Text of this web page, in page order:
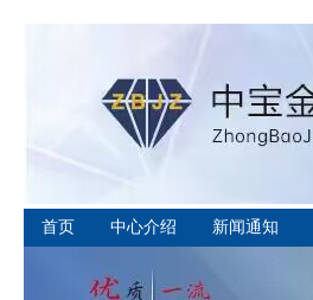
首页 中心介绍 新闻通知